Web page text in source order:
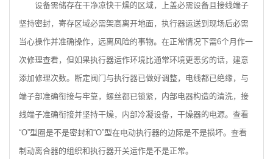
设备需储存在干净凉快干燥的区域，上盖必需设备且接线端子
坚持密封，寄存区域必需架高离开地面，执行器运送到现场后必需
当心操作并准确操作，远离风险的事物。在正常情况下需6个月作一
次修理查看，但如果执行器运作环境比通常环境更恶劣的话，建意
添加修理次数。断定阀门与执行器已做好调整，电线都已绝缘，与
端子部准确衔接与牢靠，螺丝都已锁紧，内部电器构造的清洗，接
线端子准确衔接并坚持干燥，内部冷凝设备，干燥器的电源。查看
“O”型圈是不是密封和“O”型在电动执行器的边际是不是损坏。查看
制动离合器的组织和执行器开关运作是不是正常。